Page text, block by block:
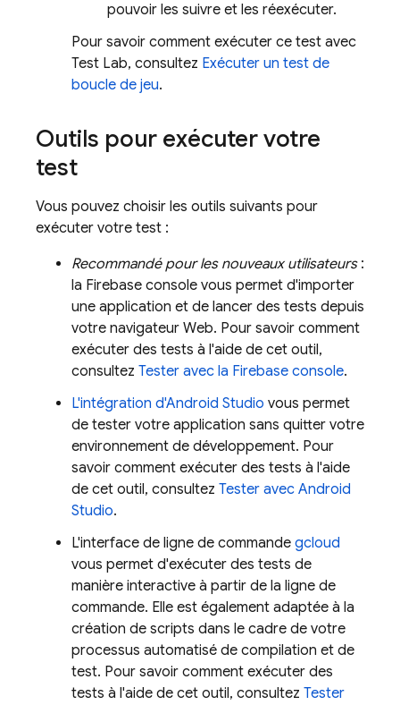
pouvoir les suivre et les réexécuter.
Pour savoir comment exécuter ce test avec
Test Lab, consultez Exécuter un test de
boucle de jeu.
Outils pour exécuter votre
test
Vous pouvez choisir les outils suivants pour
exécuter votre test :
Recommandé pour les nouveaux utilisateurs:
la Firebase console vous permet d'importer
une application et de lancer des tests depuis
votre navigateur Web. Pour savoir comment
exécuter des tests à l'aide de cet outil,
consultez Tester avec la Firebase console.
L'intégration d'Android Studio vous permet
de tester votre application sans quitter votre
environnement de développement. Pour
savoir comment exécuter des tests à l'aide
de cet outil, consultez Tester avec Android
Studio.
L'interface de ligne de commande gcloud
vous permet d'exécuter des tests de
manière interactive à partir de la ligne de
commande. Elle est également adaptée à la
création de scripts dans le cadre de votre
processus automatisé de compilation et de
test. Pour savoir comment exécuter des
tests à l'aide de cet outil, consultez Tester